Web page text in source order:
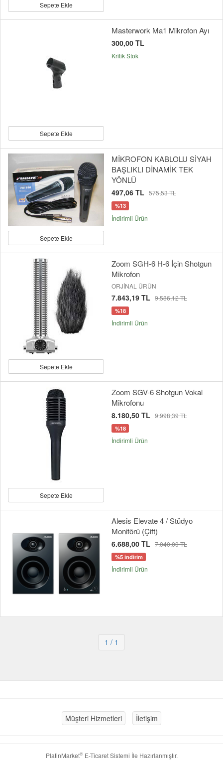
Sepete Ekle
Sepete Ekle
Masterwork Ma1 Mikrofon Ayı
300,00 TL
Kritik Stok
Sepete Ekle
MİKROFON KABLOLU SİYAH
BAŞLIKLI DİNAMİK TEK
YÖNLÜ
497,06 TL 575,53 TL
%13
İndirimli Ürün
Sepete Ekle
Zoom SGH-6 H-6 İçin Shotgun
Mikrofon
ORJİNAL ÜRÜN
7.843,19 TL 9.586,12 TL
%18
İndirimli Ürün
Sepete Ekle
Zoom SGV-6 Shotgun Vokal
Mikrofonu
8.180,50 TL 9.998,39 TL
%18
İndirimli Ürün
Alesis Elevate 4 / Stüdyo
Monitörü (Çift)
6.688,00 TL 7.040,00 TL
%5 indirim
İndirimli Ürün
1 / 1
Müşteri Hizmetleri İletişim
PlatinMarket®E-Ticaret Sistemi İle Hazırlanmıştır.